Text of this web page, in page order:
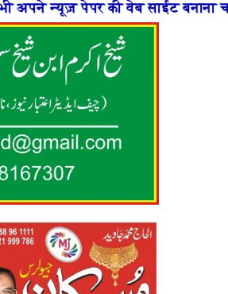
बनाना चाहते है या फिर न्यूज़